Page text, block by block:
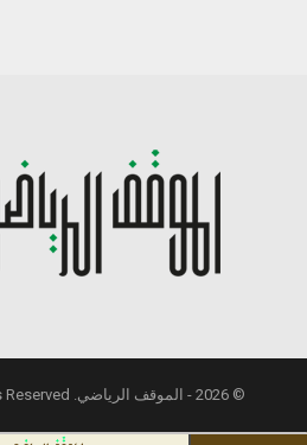
© 2026 - الموقف الرياضي. All Rights Reserved.